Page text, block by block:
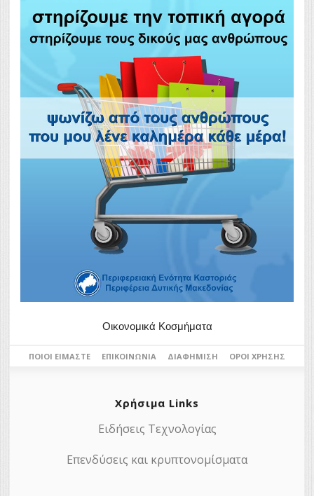
Οικονομικά Κοσμήματα
ΠΟΙΟΙ ΕΊΜΑΣΤΕ ΕΠΙΚΟΙΝΩΝΊΑ ΔΙΑΦΉΜΙΣΗ ΌΡΟΙ ΧΡΉΣΗΣ
Χρήσιμα Links
Ειδήσεις Τεχνολογίας
Επενδύσεις και κρυπτονομίσματα